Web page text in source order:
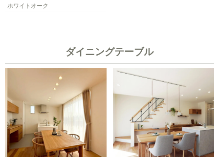
ホワイトオーク
ダイニングテーブル